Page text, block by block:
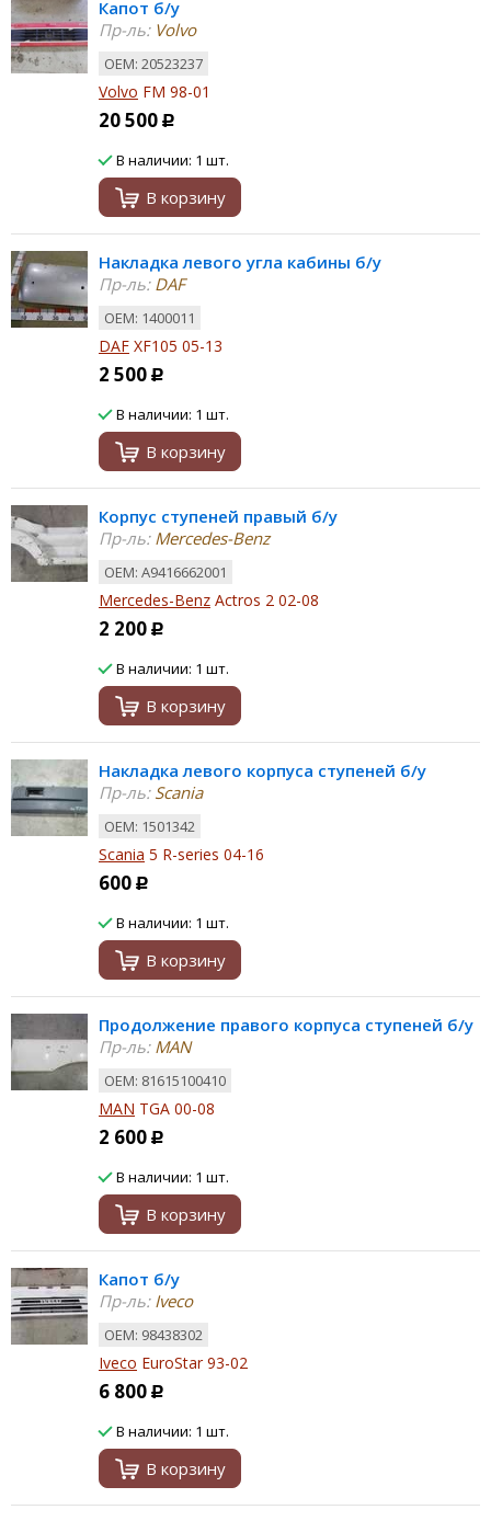
Капот б/у
Пр-ль:Volvo
ОЕМ: 20523237
Volvo FM 98-01
20 500 Р
В наличии: 1 шт.
В корзину
Накладка левого угла кабины б/у
Пр-ль:DAF
ОЕМ: 1400011
DAF XF105 05-13
2 500 Р
В наличии: 1 шт.
В корзину
Корпус ступеней правый б/у
Пр-ль:Mercedes-Benz
ОЕМ: A9416662001
Mercedes-Benz Actros 2 02-08
2 200 Р
В наличии: 1 шт.
В корзину
Накладка левого корпуса ступеней б/у
Пр-ль:Scania
ОЕМ: 1501342
Scania 5 R-series 04-16
600 Р
В наличии: 1 шт.
В корзину
Продолжение правого корпуса ступеней б/у
Пр-ль:MAN
ОЕМ: 81615100410
MAN TGA 00-08
2 600 Р
В наличии: 1 шт.
В корзину
Капот б/у
Пр-ль:Iveco
ОЕМ: 98438302
Iveco EuroStar 93-02
6 800 Р
В наличии: 1 шт.
В корзину